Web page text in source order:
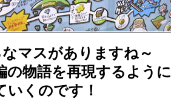
マスがありますね～
の物語を再現するように
いくのです！